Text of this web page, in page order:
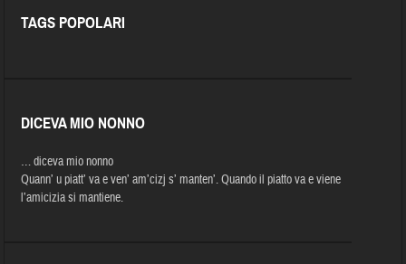
TAGS POPOLARI
DICEVA MIO NONNO
… diceva mio nonno
Quann’ u piatt’ va e ven’ am’cizj s’ manten’. Quando il piatto va e viene
l’amicizia si mantiene.